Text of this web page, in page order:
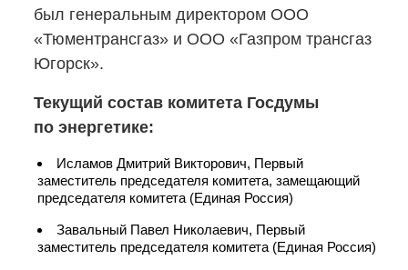
был генеральным директором ООО
«Тюментрансгаз» и ООО «Газпром трансгаз
Югорск».
Текущий состав комитета Госдумы
по энергетике:
Исламов Дмитрий Викторович, Первый
заместитель председателя комитета, замещающий
председателя комитета (Единая Россия)
Завальный Павел Николаевич, Первый
заместитель председателя комитета (Единая Россия)